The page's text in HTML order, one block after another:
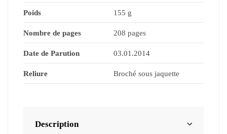
Poids 155 g
Nombre de pages 208 pages
Date de Parution 03.01.2014
Reliure Broché sous jaquette
Description